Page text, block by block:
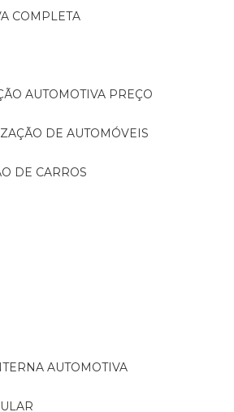
COMPLETA
AUTOMOTIVA PREÇO
DE AUTOMÓVEIS
DE CARROS
AUTOMOTIVA